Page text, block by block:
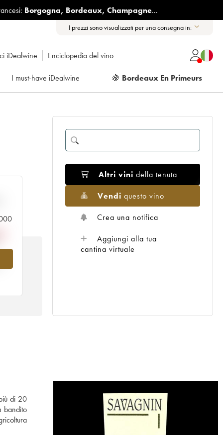
Borgogna, Bordeaux, Champagne...
I prezzi sono visualizzati per una consegna in:
iDealwine Enciclopedia del vino
I must-have iDealwine 🍇 Bordeaux En Primeurs
Altri vini della tenuta
Vendi questo vino
Crea una notifica
Aggiungi alla tua
cantina virtuale
di 20
bandito